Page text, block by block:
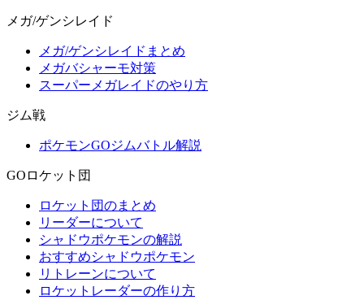
メガ/ゲンシレイド
メガ/ゲンシレイドまとめ
メガバシャーモ対策
スーパーメガレイドのやり方
ジム戦
ポケモンGOジムバトル解説
GOロケット団
ロケット団のまとめ
リーダーについて
シャドウポケモンの解説
おすすめシャドウポケモン
リトレーンについて
ロケットレーダーの作り方